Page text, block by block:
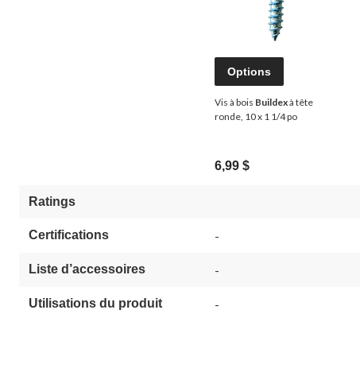
Options
Vis à bois Buildexà tête
ronde, 10 x 1 1/4 po
6,99 $
Ratings
Certifications -
Liste d’accessoires -
Utilisations du produit -